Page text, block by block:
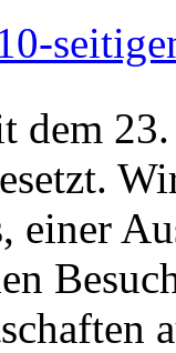
dem
einer